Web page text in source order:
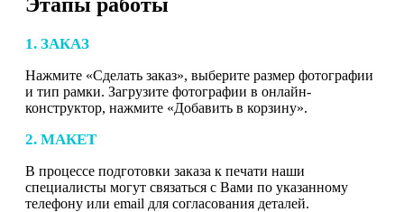
1. ЗАКАЗ
Нажмите «Сделать заказ», выберите размер фотографии
и тип рамки. Загрузите фотографии в онлайн-
конструктор, нажмите «Добавить в корзину».
2. МАКЕТ
В процессе подготовки заказа к печати наши
специалисты могут связаться с Вами по указанному
телефону или email для согласования деталей.